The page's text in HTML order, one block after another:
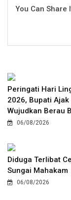
You Can Share
Peringati Hari
2026, Bupati
Wujudkan Berau
06/08/2026
Diduga Terlibat
Sungai Mahakam
06/08/2026